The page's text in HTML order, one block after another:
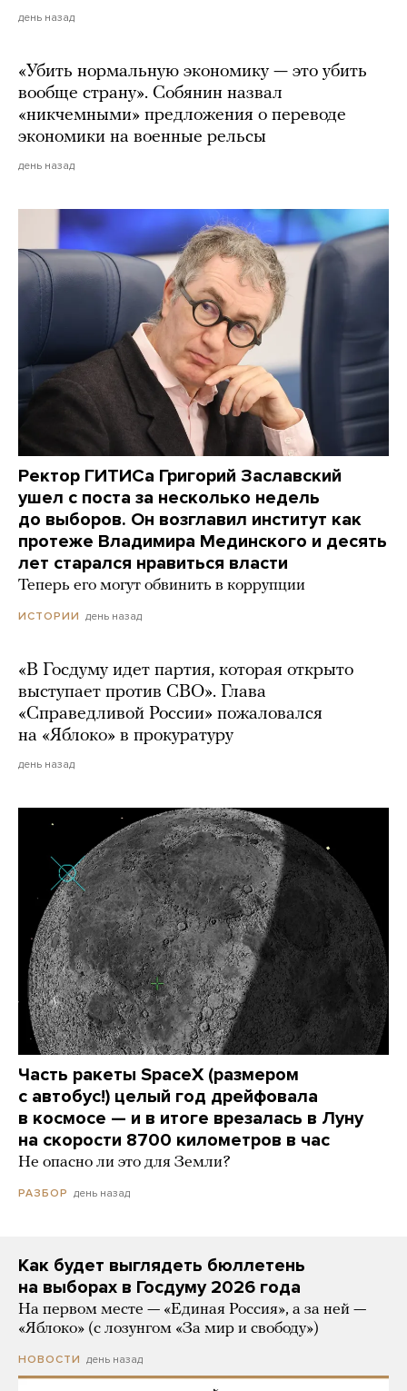
день назад
«Убить нормальную экономику — это убить
вообще страну». Собянин назвал
«никчемными» предложения о переводе
экономики на военные рельсы
день назад
Ректор ГИТИСа Григорий Заславский
ушел с поста за несколько недель
до выборов. Он возглавил институт как
протеже Владимира Мединского и десять
лет старался нравиться власти
Теперь его могут обвинить в коррупции
ИСТОРИИ день назад
«В Госдуму идет партия, которая открыто
выступает против СВО». Глава
«Справедливой России» пожаловался
на «Яблоко» в прокуратуру
день назад
Часть ракеты SpaceX (размером
с автобус!) целый год дрейфовала
в космосе — и в итоге врезалась в Луну
на скорости 8700 километров в час
Не опасно ли это для Земли?
РАЗБОР день назад
Как будет выглядеть бюллетень
на выборах в Госдуму 2026 года
На первом месте — «Единая Россия», а за ней —
«Яблоко» (с лозунгом «За мир и свободу»)
НОВОСТИ день назад